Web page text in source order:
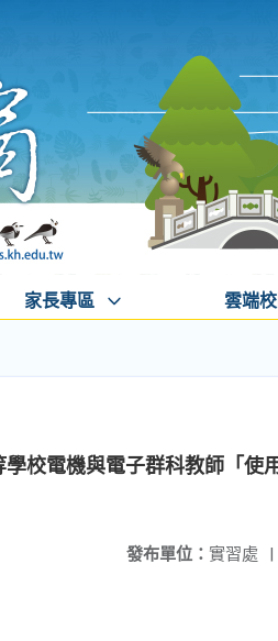
家長專區 雲端
校電機與電子群科教師「使
發布單位： 實習處 |